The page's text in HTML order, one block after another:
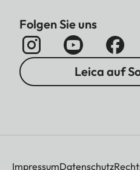
Folgen Sie uns
Leica auf
ImpressumDatenschutz